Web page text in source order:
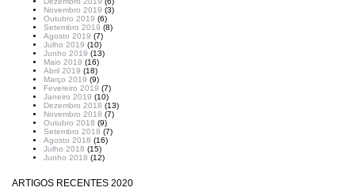
Novembro 2019 (3)
Outubro 2019 (6)
Setembro 2019 (8)
Agosto 2019 (7)
Julho 2019 (10)
Junho 2019 (13)
Maio 2019 (16)
Abril 2019 (18)
Março 2019 (9)
Fevereiro 2019 (7)
Janeiro 2019 (10)
Dezembro 2018 (13)
Novembro 2018 (7)
Outubro 2018 (9)
Setembro 2018 (7)
Agosto 2018 (16)
Julho 2018 (15)
Junho 2018 (12)
ARTIGOS RECENTES 2020